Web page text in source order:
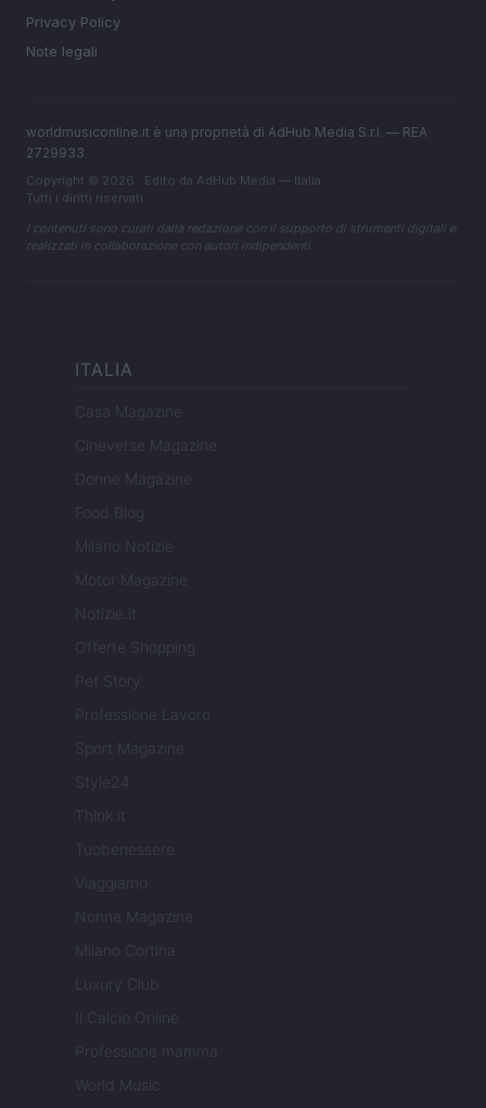
Privacy Policy
Note legali
worldmusiconline.it è una proprietà di AdHub Media S.r.l. — REA
2729933
Copyright © 2026 · Edito da AdHub Media — Italia
Tutti i diritti riservati
I contenuti sono curati dalla redazione con il supporto di strumenti digitali e
realizzati in collaborazione con autori indipendenti.
ITALIA
Casa Magazine
Cineverse Magazine
Donne Magazine
Food Blog
Milano Notizie
Motor Magazine
Notizie.it
Offerte Shopping
Pet Story
Professione Lavoro
Sport Magazine
Style24
Think.it
Tuobenessere
Viaggiamo
Nonne Magazine
Milano Cortina
Luxury Club
Il Calcio Online
Professione mamma
World Music